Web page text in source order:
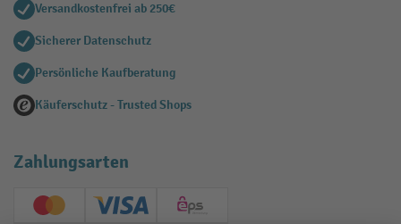
Versandkostenfrei ab 250€
Sicherer Datenschutz
Persönliche Kaufberatung
Käuferschutz - Trusted Shops
Zahlungsarten
Creditcard (Master)Creditcard (Visa)
EPS